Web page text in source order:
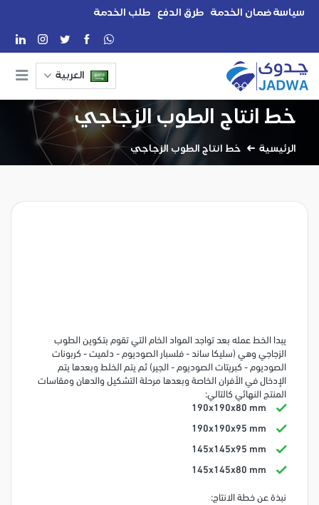
سياسة ضمان الخدمة طرق الدفع طلب الخدمة
العربية
خط انتاج الطوب الزجاجي
الرئيسية خط انتاج الطوب الزجاجي
يبدا الخط عمله بعد تواجد المواد الخام التي تقوم بتكوين الطوب
الزجاجي وهي (سليكا ساند - فلسبار الصوديوم - دلميت - كربونات
الصوديوم - كبريتات الصوديوم - الجير) ثم يتم الخلط وبعدها يتم
الإدخال في الأفران الخاصة وبعدها مرحلة التشكيل والدهان ومقاسات
المنتج النهائي كالتالي:
190x190x80 mm
190x190x95 mm
145x145x95 mm
145x145x80 mm
نبذة عن خطة الانتاج: